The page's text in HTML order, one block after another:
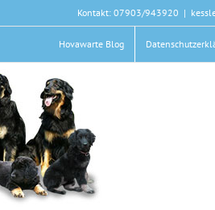
Inhalt
Kontakt: 07903/943920 |
Hovawarte Blog